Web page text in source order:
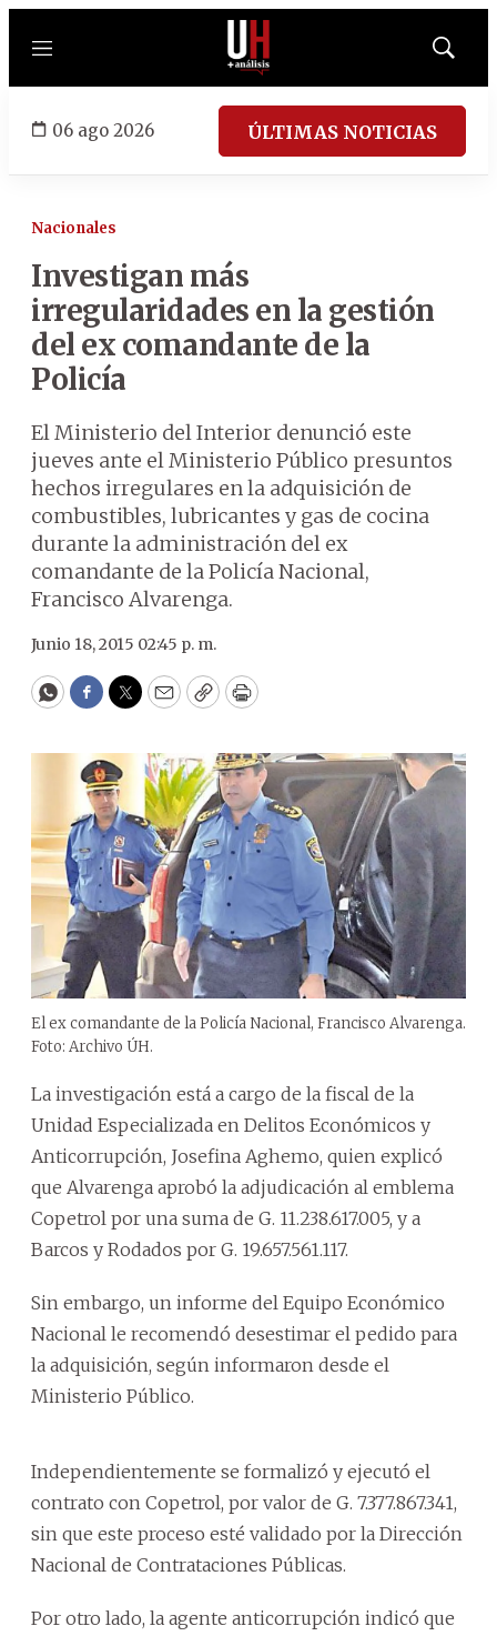
Menú
Mostrar
06 ago 2026 ÚLTIMAS NOTICIAS
Nacionales
Investigan más
irregularidades en la gestión
del ex comandante de la
Policía
El Ministerio del Interior denunció este
jueves ante el Ministerio Público presuntos
hechos irregulares en la adquisición de
combustibles, lubricantes y gas de cocina
durante la administración del ex
comandante de la Policía Nacional,
Francisco Alvarenga.
Junio 18, 2015 02:45 p. m.
WhatsApp
Facebook
Twitter
EmailCopyPrint
El ex comandante de la Policía Nacional, Francisco Alvarenga.
Foto: Archivo ÚH.
La investigación está a cargo de la fiscal de la
Unidad Especializada en Delitos Económicos y
Anticorrupción, Josefina Aghemo, quien explicó
que Alvarenga aprobó la adjudicación al emblema
Copetrol por una suma de G. 11.238.617.005, y a
Barcos y Rodados por G. 19.657.561.117.
Sin embargo, un informe del Equipo Económico
Nacional le recomendó desestimar el pedido para
la adquisición, según informaron desde el
Ministerio Público.
Independientemente se formalizó y ejecutó el
contrato con Copetrol, por valor de G. 7.377.867.341,
sin que este proceso esté validado por la Dirección
Nacional de Contrataciones Públicas.
Por otro lado, la agente anticorrupción indicó que